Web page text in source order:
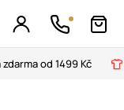
od 1499 Kč